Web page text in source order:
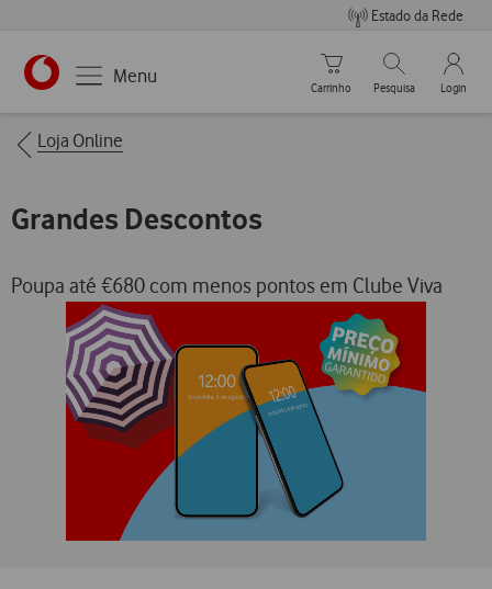
Estado da Rede
https://www.vodafone.pt
Menu
Carrinho de compras
Carrinho
Pesquisar
Pesquisa
My
Login
Breadcrumbs
Loja Online
Grandes Descontos
Poupa até €680 com menos pontos em Clube Viva